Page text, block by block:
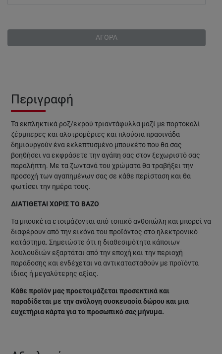
ΑΓΟΡΑ
Περιγραφή
Τα εκπληκτικά ροζ/εκρού τριαντάφυλλα μαζί με πορτοκαλί
ζέρμπερες και αλστρομέριες και πλούσια πρασινάδα
δημιουργούν ένα εκλεπτυσμένο μπουκέτο που θα σας
βοηθήσει να εκφράσετε την αγάπη σας στον ξεχωριστό σας
παραλήπτη. Με τα ζωντανά του χρώματα θα τραβήξει την
προσοχή των αγαπημένων σας σε κάθε περίσταση και θα
φωτίσει την ημέρα τους.
ΔΙΑΤΙΘΕΤΑΙ ΧΩΡΙΣ ΤΟ ΒΑΖΟ
Τα μπουκέτα ετοιμάζονται από τοπικό ανθοπώλη και μπορεί να
διαφέρουν από την εικόνα του προϊόντος στο ηλεκτρονικό
κατάστημα. Σημειώστε ότι η διαθεσιμότητα κάποιων
λουλουδιών εξαρτάται από την εποχή και την περιοχή
παράδοσης και ενδέχεται να αντικατασταθούν με προϊόντα
ίδιας ή μεγαλύτερης αξίας.
Κάθε προϊόν μας προετοιμάζεται προσεκτικά και
παραδίδεται με την ανάλογη συσκευασία δώρου και μια
ευχετήρια κάρτα για το προσωπικό σας μήνυμα.